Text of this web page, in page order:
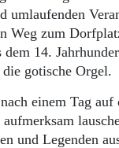
umlaufenden
Weg zum
14.
gotische Orgel.
einem Tag auf
und Legenden